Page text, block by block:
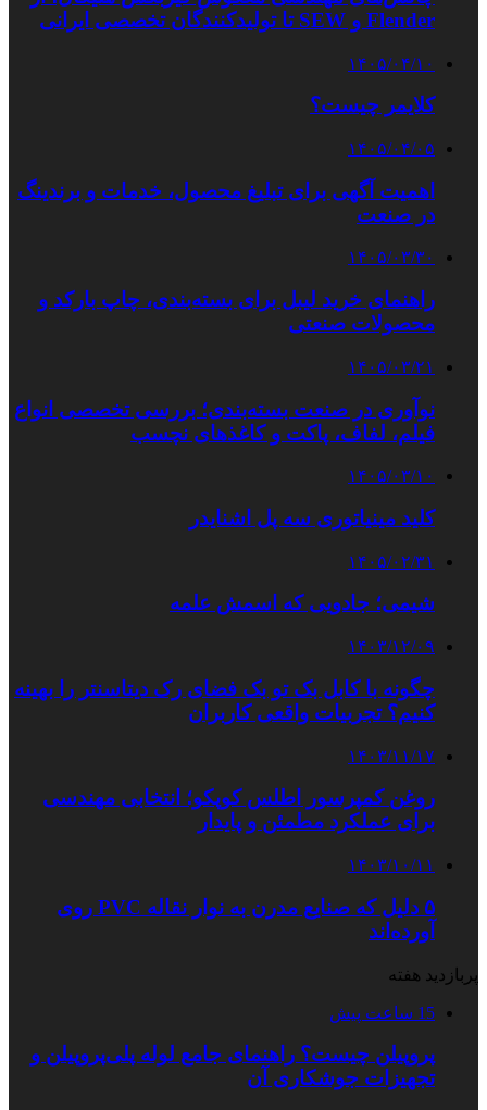
Flender و SEW تا تولیدکنندگان تخصصی ایرانی
۱۴۰۵/۰۴/۱۰
کلایمر چیست؟
۱۴۰۵/۰۴/۰۵
اهمیت آگهی برای تبلیغ محصول، خدمات و برندینگ
در صنعت
۱۴۰۵/۰۳/۳۰
راهنمای خرید لیبل برای بسته‌بندی، چاپ بارکد و
محصولات صنعتی
۱۴۰۵/۰۳/۲۱
نوآوری در صنعت بسته‌بندی؛ بررسی تخصصی انواع
فیلم، لفاف، پاکت و کاغذهای نچسب
۱۴۰۵/۰۳/۱۰
کلید مینیاتوری سه پل اشنایدر
۱۴۰۵/۰۲/۳۱
شیمی؛ جادویی که اسمش علمه
۱۴۰۳/۱۲/۰۹
چگونه با کابل بک تو بک فضای رک دیتاسنتر را بهینه
کنیم؟ تجربیات واقعی کاربران
۱۴۰۳/۱۱/۱۷
روغن کمپرسور اطلس کوپکو؛ انتخابی مهندسی
برای عملکرد مطمئن و پایدار
۱۴۰۳/۱۰/۱۱
۵ دلیل که صنایع مدرن به نوار نقاله PVC روی
آورده‌اند
پربازدید هفته
15 ساعت پیش
پروپیلن چیست؟ راهنمای جامع لوله پلی‌پروپیلن و
تجهیزات جوشکاری آن